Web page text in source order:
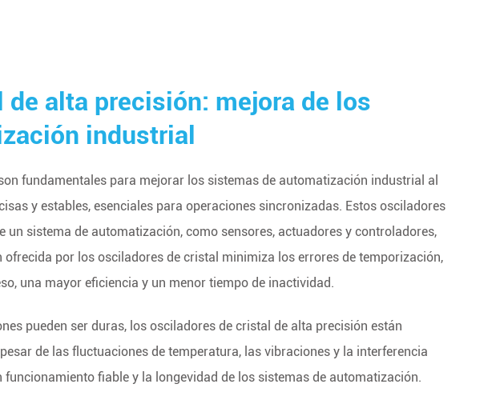
alta precisión: mejora de los
industrial
fundamentales para mejorar los sistemas de automatización industrial al
y estables, esenciales para operaciones sincronizadas. Estos osciladores
un sistema de automatización, como sensores, actuadores y controladores,
por los osciladores de cristal minimiza los errores de temporización,
una mayor eficiencia y un menor tiempo de inactividad.
pueden ser duras, los osciladores de cristal de alta precisión están
de las fluctuaciones de temperatura, las vibraciones y la interferencia
fiable y la longevidad de los sistemas de automatización.